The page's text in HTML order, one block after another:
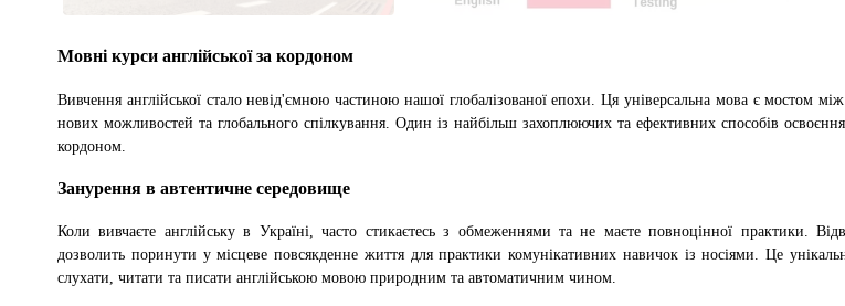
Мовні курси англійської за кордоном
Вивчення англійської стало невід'ємною частиною нашої глобалізованої епохи. Ця універсальна мова є мостом
нових можливостей та глобального спілкування. Один із найбільш захоплюючих та ефективних способів
кордоном.
Занурення в автентичне середовище
Коли вивчаєте англійську в Україні, часто стикаєтесь з обмеженнями та не маєте повноцінної практики.
дозволить поринути у місцеве повсякденне життя для практики комунікативних навичок із носіями. Це
слухати, читати та писати англійською мовою природним та автоматичним чином.